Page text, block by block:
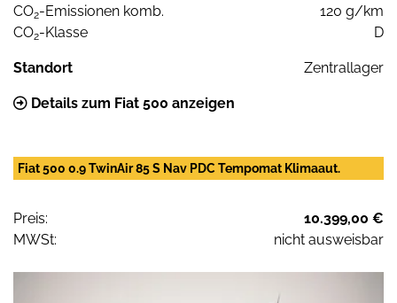
CO2-Emissionen komb.
120 g/km
CO2-Klasse D
Standort Zentrallager
Details zum Fiat 500 anzeigen
Fiat 500 0.9 TwinAir 85 S Nav PDC Tempomat Klimaaut.
Preis:
10.399,00 €
MWSt:
nicht ausweisbar